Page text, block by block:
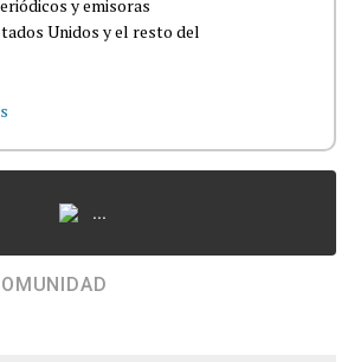
y emisoras
Unidos y el resto del
...